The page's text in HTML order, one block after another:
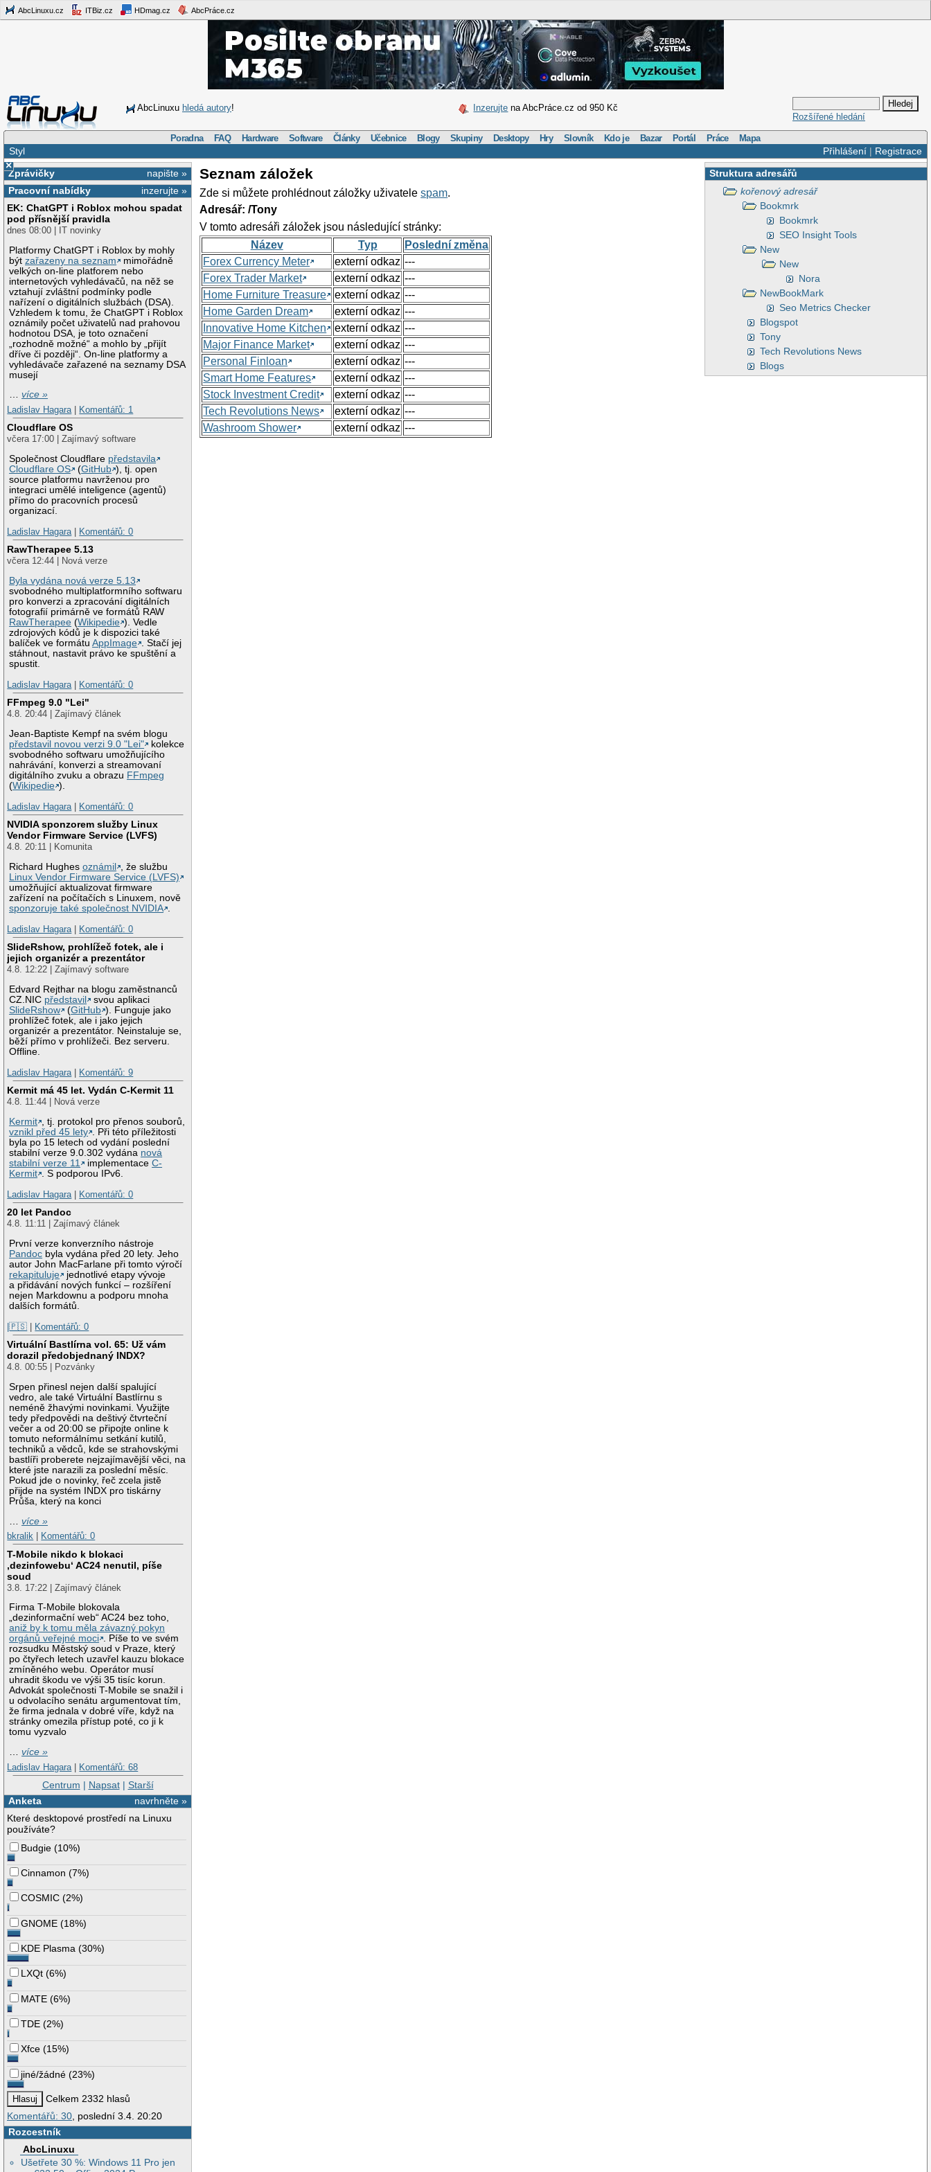
AbcLinuxu.cz ITBiz.cz HDmag.cz AbcPráce.cz
AbcLinuxu hledá autory! Inzerujte na AbcPráce.cz od 950 Kč
Rozšířené hledání
Poradna FAQ Hardware Software Články Učebnice Blogy Skupiny Desktopy Hry Slovník Kdo je Bazar Portál Práce Mapa
Přihlášení| Registrace
Styl
×
napište »
Zprávičky
inzerujte »
Pracovní nabídky
EK: ChatGPT i Roblox mohou spadat
pod přísnější pravidla
dnes 08:00 | IT novinky
Platformy ChatGPT i Roblox by mohly
býtzařazeny na seznam
mimořádně
velkých on-line platforem nebo
internetových vyhledávačů, na něž se
vztahují zvláštní podmínky podle
nařízení o digitálních službách (DSA).
Vzhledem k tomu, že ChatGPT i Roblox
oznámily počet uživatelů nad prahovou
hodnotou DSA, je toto označení
„rozhodně možné“ a mohlo by „přijít
dříve či později“. On-line platformy a
vyhledávače zařazené na seznamy DSA
musejí
…více »
Ladislav Hagara
Komentářů: 1
Cloudflare OS
včera 17:00 | Zajímavý software
Společnost Cloudflare představila
Cloudflare OS
(GitHub ), tj. open
source platformu navrženou pro
integraci umělé inteligence (agentů)
přímo do pracovních procesů
organizací.
Ladislav Hagara
Komentářů: 0
RawTherapee 5.13
včera 12:44 | Nová verze
Byla vydána nová verze 5.13
svobodného multiplatformního softwaru
pro konverzi a zpracování digitálních
fotografií primárně ve formátů RAW
RawTherapee (Wikipedie ). Vedle
zdrojových kódů je k dispozici také
balíček ve formátuAppImage . Stačí jej
stáhnout, nastavit právo ke spuštění a
spustit.
Ladislav Hagara
Komentářů: 0
FFmpeg 9.0 "Lei"
4.8. 20:44 | Zajímavý článek
Jean-Baptiste Kempf na svém blogu
představil novou verzi 9.0 "Lei"
kolekce
svobodného softwaru umožňujícího
nahrávání, konverzi a streamovaní
digitálního zvuku a obrazu FFmpeg
(Wikipedie ).
Ladislav Hagara
Komentářů: 0
NVIDIA sponzorem služby Linux
Vendor Firmware Service (LVFS)
4.8. 20:11 | Komunita
Richard Hughesoznámil
, že službu
Linux Vendor Firmware Service (LVFS)
umožňující aktualizovat firmware
zařízení na počítačích s Linuxem, nově
sponzoruje také společnost NVIDIA .
Ladislav Hagara | Komentářů: 0
SlideRshow, prohlížeč fotek, ale i
jejich organizér a prezentátor
4.8. 12:22 | Zajímavý software
Edvard Rejthar na blogu zaměstnanců
CZ.NIC představil
svou aplikaci
SlideRshow
(GitHub ). Funguje jako
prohlížeč fotek, ale i jako jejich
organizér a prezentátor. Neinstaluje se,
běží přímo v prohlížeči. Bez serveru.
Offline.
Ladislav Hagara | Komentářů: 9
Kermit má 45 let. Vydán C-Kermit 11
4.8. 11:44 | Nová verze
Kermit , tj. protokol pro přenos souborů,
vznikl před 45 lety . Při této příležitosti
byla po 15 letech od vydání poslední
stabilní verze 9.0.302 vydána nová
stabilní verze 11
implementaceC-
Kermit . S podporou IPv6.
Ladislav Hagara | Komentářů: 0
20 let Pandoc
4.8. 11:11 | Zajímavý článek
První verze konverzního nástroje
Pandoc byla vydána před 20 lety. Jeho
autor John MacFarlane při tomto výročí
rekapituluje
jednotlivé etapy vývoje
a přidávání nových funkcí – rozšíření
nejen Markdownu a podporu mnoha
dalších formátů.
|🇵🇸 | Komentářů: 0
Virtuální Bastlírna vol. 65: Už vám
dorazil předobjednaný INDX?
4.8. 00:55 | Pozvánky
Srpen přinesl nejen další spalující
vedro, ale také Virtuální Bastlírnu s
neméně žhavými novinkami. Využijte
tedy předpovědi na deštivý čtvrteční
večer a od 20:00 se připojte online k
tomuto neformálnímu setkání kutilů,
techniků a vědců, kde se strahovskými
bastlíři proberete nejzajímavější věci, na
které jste narazili za poslední měsíc.
Pokud jde o novinky, řeč zcela jistě
přijde na systém INDX pro tiskárny
Průša, který na konci
…více »
bkralik
Komentářů: 0
T-Mobile nikdo k blokaci
‚dezinfowebu‘ AC24 nenutil, píše
soud
3.8. 17:22 | Zajímavý článek
Firma T-Mobile blokovala
„dezinformační web“ AC24 bez toho,
aniž by k tomu měla závazný pokyn
orgánů veřejné moci . Píše to ve svém
rozsudku Městský soud v Praze, který
po čtyřech letech uzavřel kauzu blokace
zmíněného webu. Operátor musí
uhradit škodu ve výši 35 tisíc korun.
Advokát společnosti T-Mobile se snažil i
u odvolacího senátu argumentovat tím,
že firma jednala v dobré víře, když na
stránky omezila přístup poté, co ji k
tomu vyzvalo
…více »
Ladislav Hagara | Komentářů: 68
Centrum | Napsat| Starší
navrhněte »
Anketa
Které desktopové prostředí na Linuxu
používáte?
Budgie (10%)
Cinnamon (7%)
COSMIC (2%)
GNOME (18%)
KDE Plasma (30%)
LXQt (6%)
MATE (6%)
TDE (2%)
Xfce (15%)
jiné/žádné (23%)
Celkem 2332 hlasů
Komentářů: 30, poslední 3.4. 20:20
Rozcestník
AbcLinuxu
Ušetřete 30 %: Windows 11 Pro jen
Struktura adresářů
kořenový adresář
Bookmrk
Bookmrk
SEO Insight Tools
New
New
Nora
NewBookMark
Seo Metrics Checker
Blogspot
Tony
Tech Revolutions News
Blogs
Seznam záložek
Zde si můžete prohlédnout záložky uživatelespam.
Adresář: /Tony
V tomto adresáři záložek jsou následující stránky:
Název
Typ
Poslední změna
Forex Currency Meter
externí odkaz ---
Forex Trader Market
externí odkaz ---
Home Furniture Treasure
externí odkaz ---
Home Garden Dream
externí odkaz ---
Innovative Home Kitchen
externí odkaz ---
Major Finance Market
externí odkaz ---
Personal Finloan
externí odkaz ---
Smart Home Features
externí odkaz ---
Stock Investment Credit
externí odkaz ---
Tech Revolutions News
externí odkaz ---
Washroom Shower
externí odkaz ---